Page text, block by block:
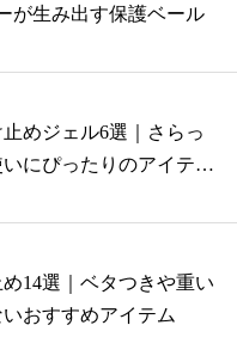
が生み出す保護ベール
めジェル6選｜さらっ
にぴったりのアイテム
14選｜ベタつきや重い
おすすめアイテム